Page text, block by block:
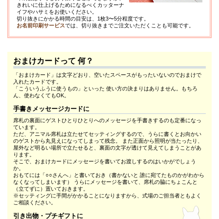
きれいに仕上げるためになるべくカッターナ
イフやハサミをお使いください。
切り抜きにかかる時間の目安は、1枚3〜5分程度です。
お名前印刷サービスでは、切り抜きまでご注文いただくことも可能です。
おまけカードって 何？
「おまけカード」は文字どおり、空いたスペースがもったいないのでおまけで
入れたカードです。
「こういうふうに使うもの」といった 使い方の決まりはありません。もちろ
ん、使わなくてもOK。
手書きメッセージカードに
席札の裏面にゲストひとりひとりへのメッセージを手書きするのも定番になっ
ています。
ただ、アニマル席札は立たせてセッティングするので、うらに書くとお向かい
のゲストから丸見えになってしまって残念。 また正面から照明が当たったり、
屋外など明るい場所で立たせると、裏面の文字が透けて見えてしまうことがあ
ります。
そこで、おまけカードにメッセージを書いてお渡しするのはいかがでしょう
か。
おもてには「○○さんへ」と書いておき（書かないと 誰に宛てたものかがわから
なくなってしまいます） うらにメッセージを書いて、席札の脇にちょこんと
（立てずに）置いておきます。
※セッティングに手間がかかることになりますから、式場のご担当者ともよく
ご相談ください。
引き出物・プチギフトに